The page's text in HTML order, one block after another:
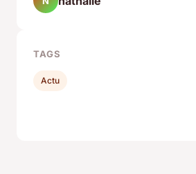
TAGS
Actu